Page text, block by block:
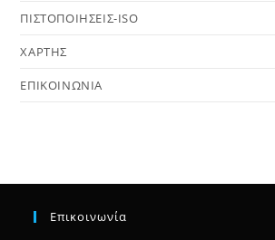
ΠΙΣΤΟΠΟΙΗΣΕΙΣ-ISO
ΧΑΡΤΗΣ
ΕΠΙΚΟΙΝΩΝΙΑ
Επικοινωνία